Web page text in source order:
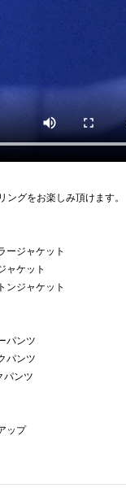
グをお楽しみ頂けます。
ージャケット
ャケット
ンジャケット
パンツ
パンツ
パンツ
ップ